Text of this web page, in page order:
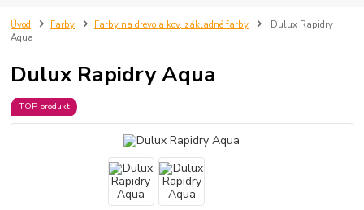
Úvod Farby Farby na drevo a kov, základné farby
Dulux Rapidry
Aqua
Dulux Rapidry Aqua
TOP produkt